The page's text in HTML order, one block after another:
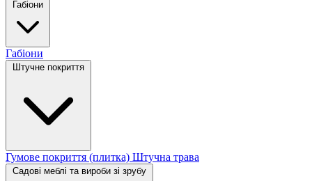
Габіони
Габіони
Штучне покриття
Гумове покриття (плитка) Штучна трава
Садові меблі та вироби зі зрубу